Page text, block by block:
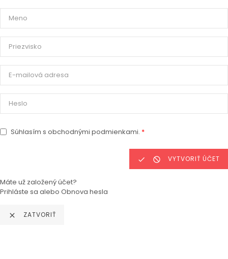
Súhlasím s obchodnými podmienkami. *
  VYTVORIŤ ÚČET
Máte už založený účet?
Prihláste sa alebo Obnova hesla
 ZATVORIŤ